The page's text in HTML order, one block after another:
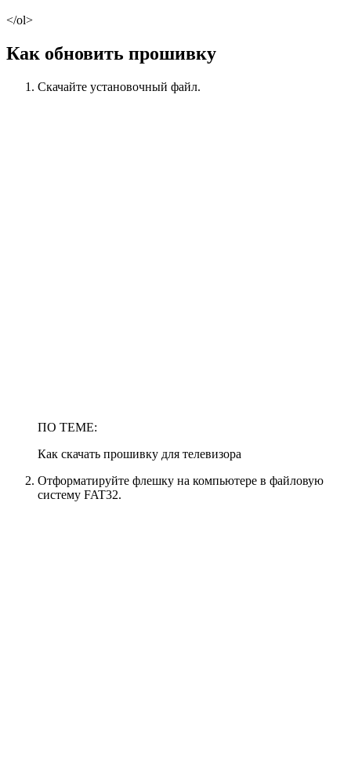
</ol>
Как обновить прошивку
Скачайте установочный файл.
ПО ТЕМЕ:
Как скачать прошивку для телевизора
Отформатируйте флешку на компьютере в файловую
систему FAT32.